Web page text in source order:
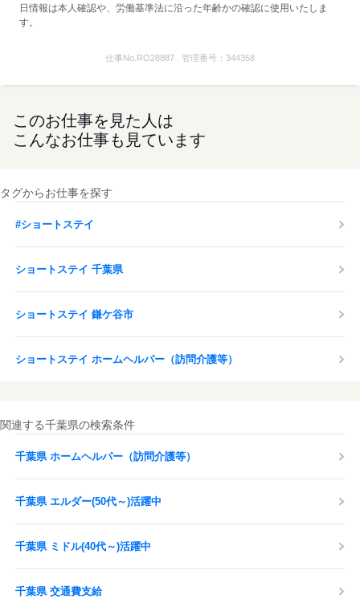
日情報は本人確認や、労働基準法に沿った年齢かの確認に使用いたしま
す。
仕事No. RO28887 管理番号：344358
このお仕事を見た人は
こんなお仕事も見ています
タグからお仕事を探す
#ショートステイ
ショートステイ 千葉県
ショートステイ 鎌ケ谷市
ショートステイ ホームヘルパー（訪問介護等）
関連する千葉県の検索条件
千葉県 ホームヘルパー（訪問介護等）
千葉県 エルダー(50代～)活躍中
千葉県 ミドル(40代～)活躍中
千葉県 交通費支給